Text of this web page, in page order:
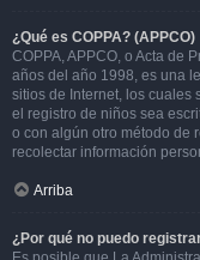
¿Qué es COPPA? (APPCO)
COPPA, APPCO, o Acta de
años del año 1998, es una
sitios de Internet, los cuales
el registro de niños sea
o con algún otro método de
recolectar información
Arriba
¿Por qué no puedo